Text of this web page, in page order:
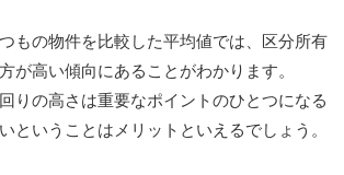
もの物件を比較した平均値では、区分所有
が高い傾向にあることがわかります。
りの高さは重要なポイントのひとつになる
ということはメリットといえるでしょう。